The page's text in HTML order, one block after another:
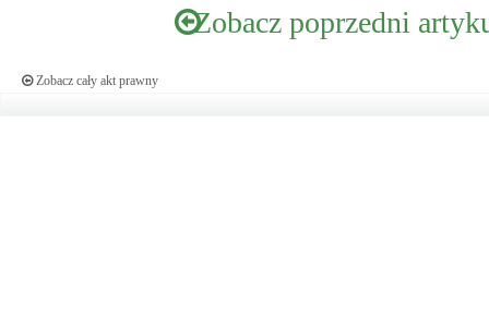
Zobacz poprzedni
Zobacz cały akt prawny